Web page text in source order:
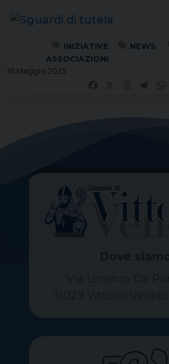
INIZIATIVE
ASSOCIAZIONI
NEWS
16 Maggio 2025